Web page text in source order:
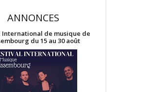
ANNONCES
International de musique de
du 15 au 30 août